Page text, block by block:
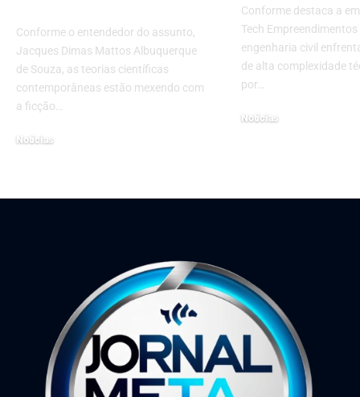
Conforme o entendedor do assunto,
Jacques Dimas Mattos Albuquerque
de Souza, as teorias científicas
contemporâneas estão mexendo com
a ficção…
Notícias
Conforme destaca a
Tech
engenharia civil
de alta complexidade
por…
Notícias